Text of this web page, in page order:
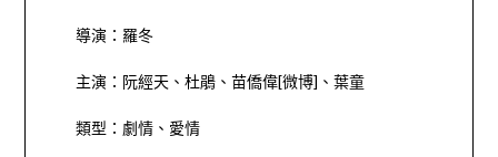
導演：羅冬
主演：阮經天、杜鵑、苗僑偉[微博]、葉童
類型：劇情、愛情